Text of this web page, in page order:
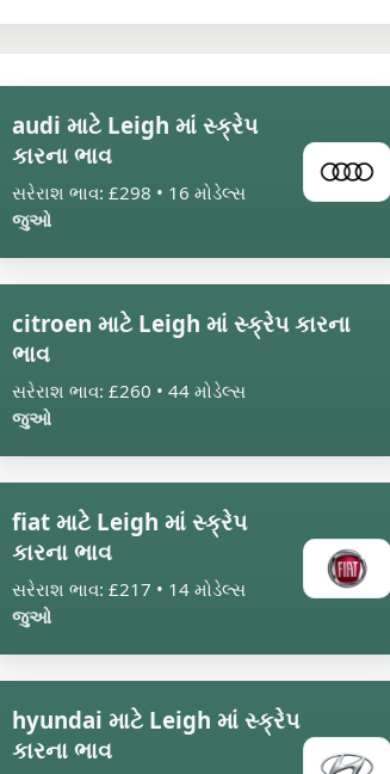
audi માટે Leigh માં સ્ક્રેપ
કારના ભાવ
સરેરાશ ભાવ: £298 • 16 મોડેલ્સ
જુઓ
citroen માટે Leigh માં સ્ક્રેપ કારના
ભાવ
સરેરાશ ભાવ: £260 • 44 મોડેલ્સ
જુઓ
fiat માટે Leigh માં સ્ક્રેપ
કારના ભાવ
સરેરાશ ભાવ: £217 • 14 મોડેલ્સ
જુઓ
hyundai માટે Leigh માં સ્ક્રેપ
કારના ભાવ